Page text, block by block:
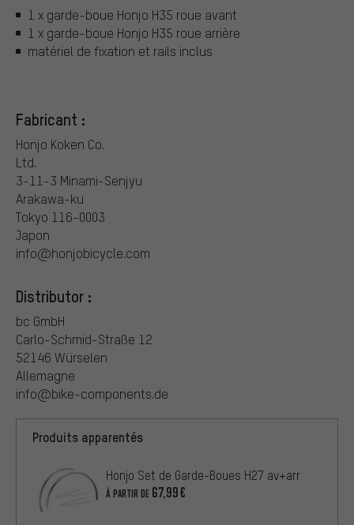
1 x garde-boue Honjo H35 roue avant
1 x garde-boue Honjo H35 roue arrière
matériel de fixation et rails inclus
Fabricant :
Honjo Koken Co.
Ltd.
3-11-3 Minami-Senjyu
Arakawa-ku
Tokyo 116-0003
Japon
info@honjobicycle.com
Distributor :
bc GmbH
Carlo-Schmid-Straße 12
52146 Würselen
Allemagne
info@bike-components.de
Produits apparentés
Honjo Set de Garde-Boues H27 av+arr
À PARTIR DE 67,99€